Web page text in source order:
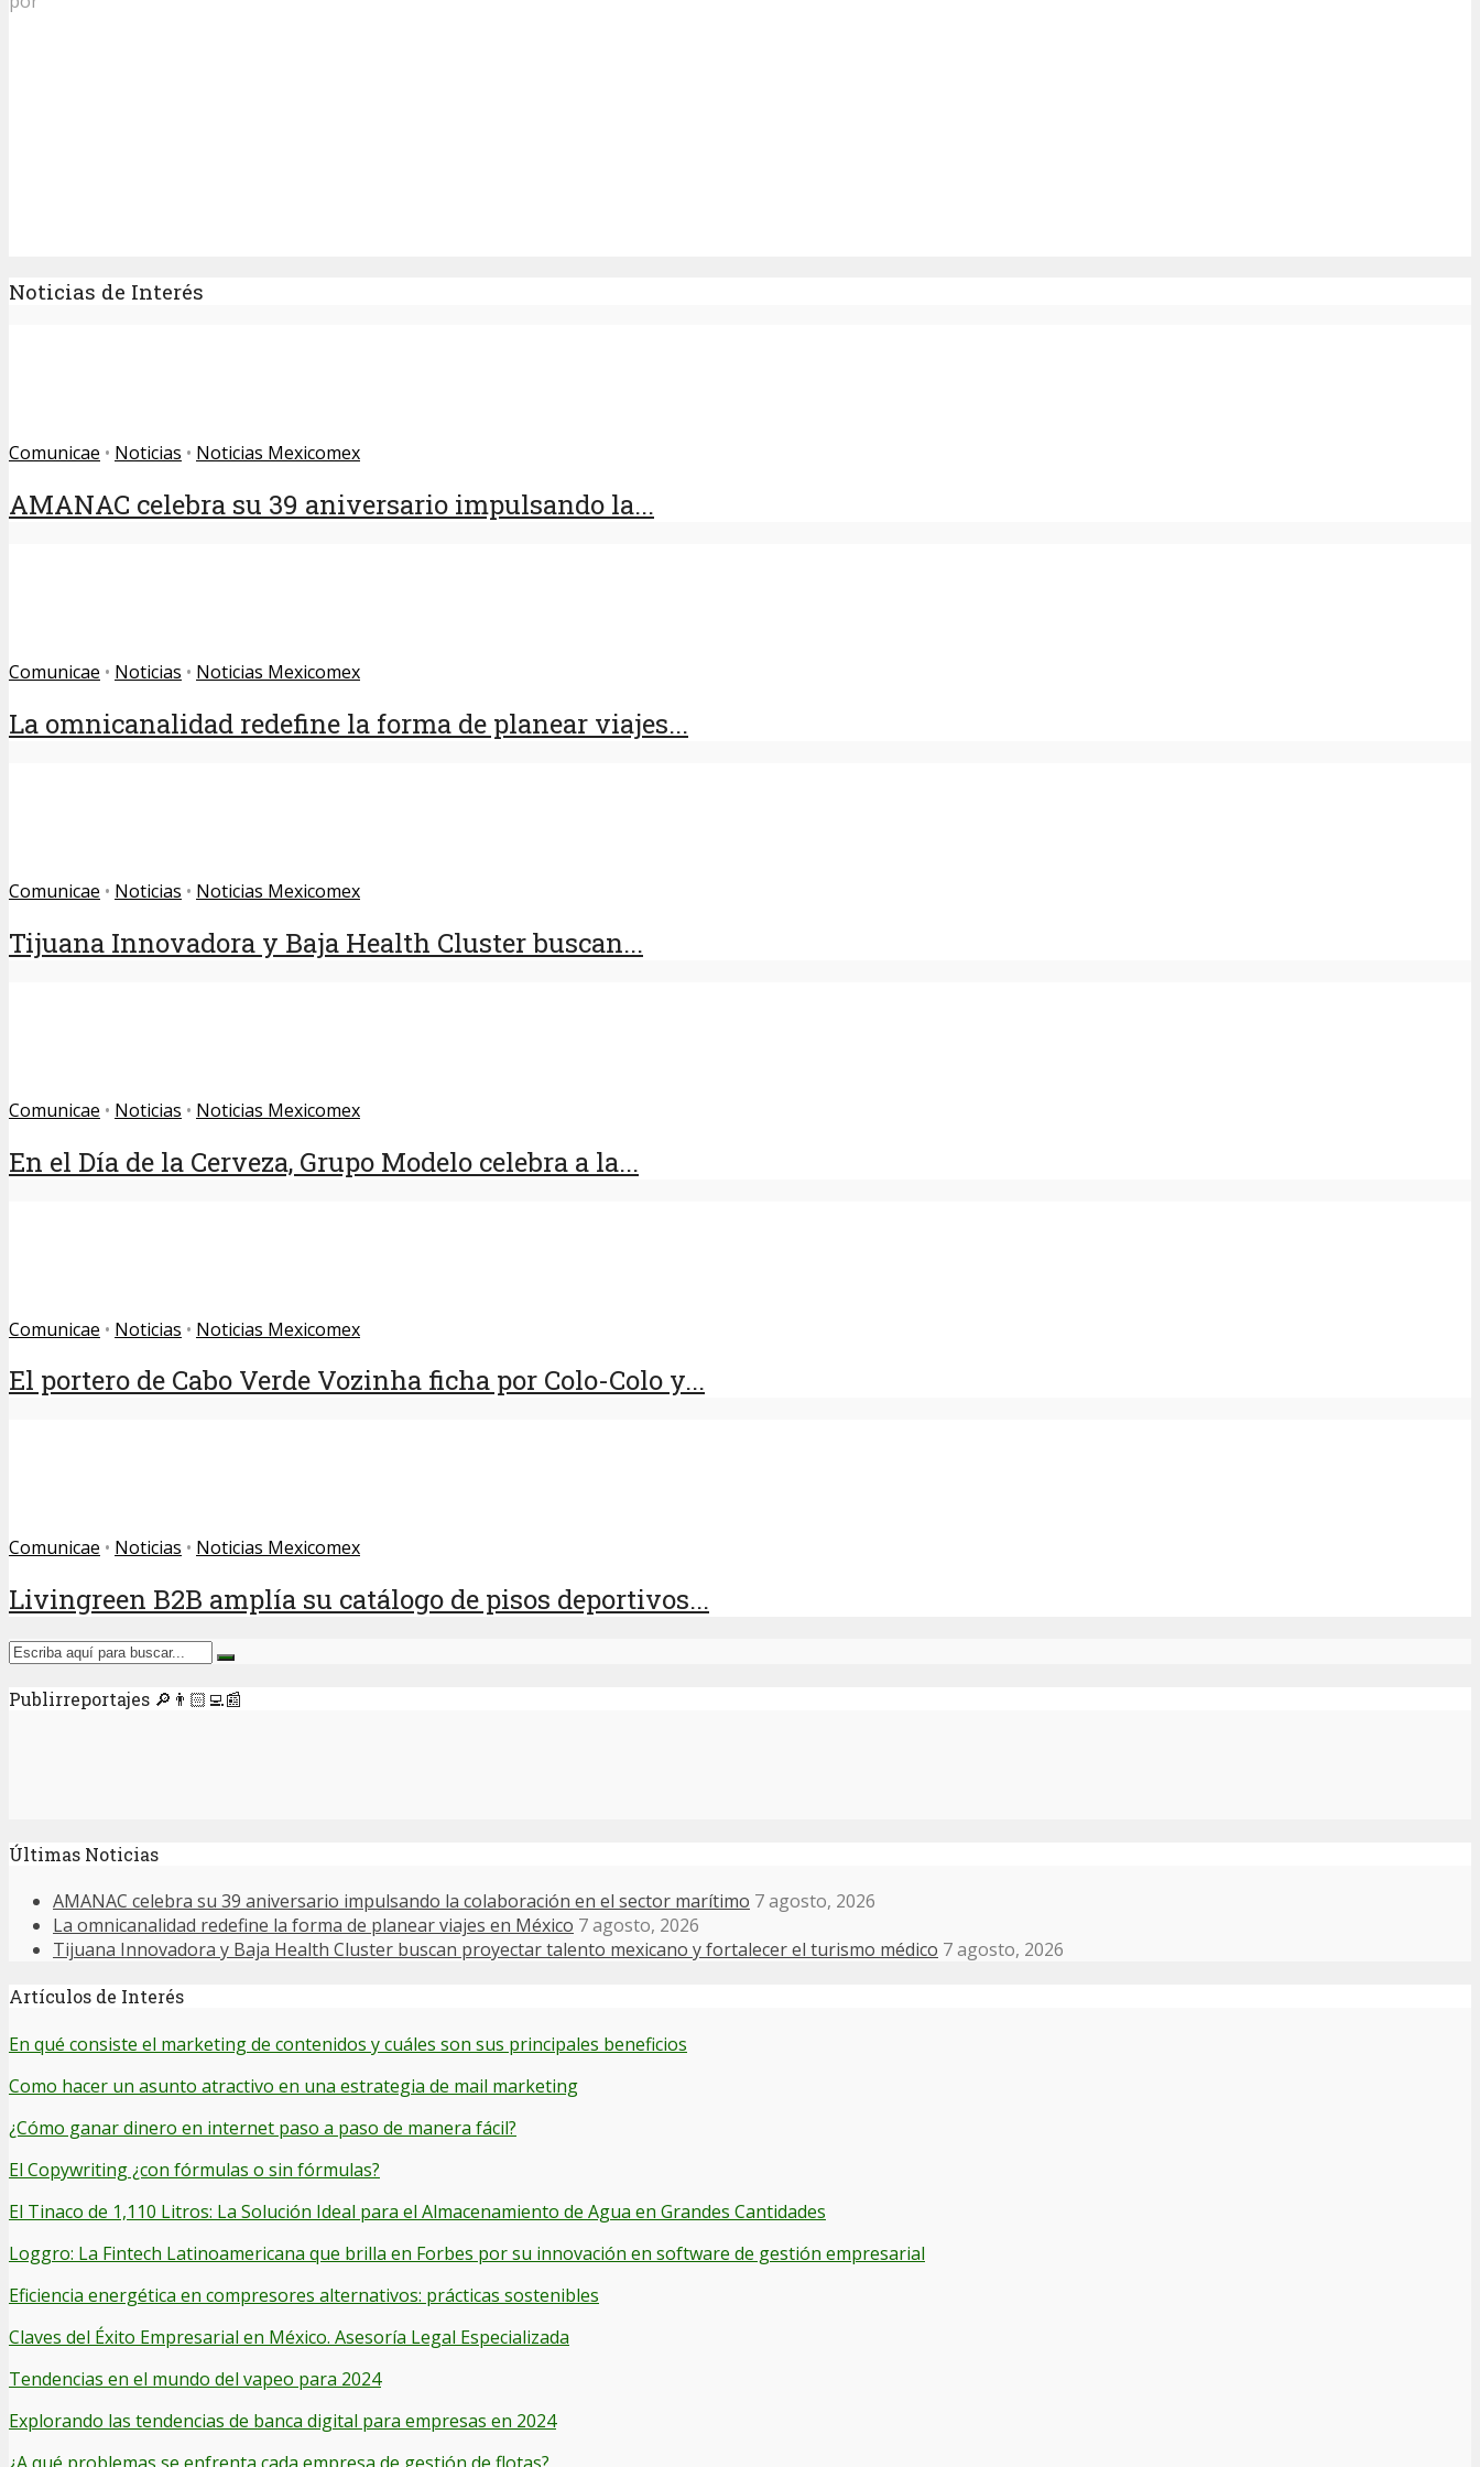
Noticias de Interés
Comunicae • Noticias • Noticias Mexicomex
AMANAC celebra su 39 aniversario impulsando la...
Comunicae • Noticias • Noticias Mexicomex
La omnicanalidad redefine la forma de planear viajes...
Comunicae • Noticias • Noticias Mexicomex
Tijuana Innovadora y Baja Health Cluster buscan...
Comunicae • Noticias • Noticias Mexicomex
En el Día de la Cerveza, Grupo Modelo celebra a la...
Comunicae • Noticias • Noticias Mexicomex
El portero de Cabo Verde Vozinha ficha por Colo-Colo y...
Comunicae • Noticias • Noticias Mexicomex
Livingreen B2B amplía su catálogo de pisos deportivos...
Publirreportajes 🔎👨🏻‍💻📰
Últimas Noticias
AMANAC celebra su 39 aniversario impulsando la colaboración en el sector marítimo 7 agosto, 2026
La omnicanalidad redefine la forma de planear viajes en México 7 agosto, 2026
Tijuana Innovadora y Baja Health Cluster buscan proyectar talento mexicano y fortalecer el turismo médico 7 agosto, 2026
Artículos de Interés
En qué consiste el marketing de contenidos y cuáles son sus principales beneficios
Como hacer un asunto atractivo en una estrategia de mail marketing
¿Cómo ganar dinero en internet paso a paso de manera fácil?
El Copywriting ¿con fórmulas o sin fórmulas?
El Tinaco de 1,110 Litros: La Solución Ideal para el Almacenamiento de Agua en Grandes Cantidades
Loggro: La Fintech Latinoamericana que brilla en Forbes por su innovación en software de gestión empresarial
Eficiencia energética en compresores alternativos: prácticas sostenibles
Claves del Éxito Empresarial en México. Asesoría Legal Especializada
Tendencias en el mundo del vapeo para 2024
Explorando las tendencias de banca digital para empresas en 2024